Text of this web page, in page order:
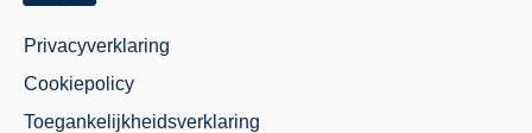
Juridisch
Menu
Privacyverklaring
Cookiepolicy
Toegankelijkheidsverklaring